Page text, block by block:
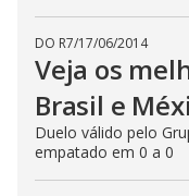
DO R7/17/06/2014
Veja os
Brasil e
Duelo válido pelo
empatado em 0 a 0